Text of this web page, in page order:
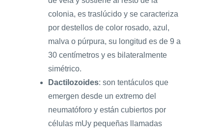
colonia, es traslúcido y se caracteriza
por destellos de color rosado, azul,
malva o púrpura, su longitud es de 9 a
30 centímetros y es bilateralmente
simétrico.
Dactilozoides: son tentáculos que
emergen desde un extremo del
neumatóforo y están cubiertos por
células mUy pequeñas llamadas